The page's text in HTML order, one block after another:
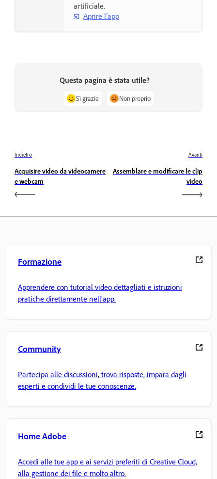
artificiale.
Aprire l’app
Questa pagina è stata utile?
Sì grazie Non proprio
Indietro
Acquisire video da videocamere
e webcam
Avanti
Assemblare e modificare le clip
video
Formazione
Apprendere con tutorial video dettagliati e istruzioni
pratiche direttamente nell'app.
Community
Partecipa alle discussioni, trova risposte, impara dagli
esperti e condividi le tue conoscenze.
Home Adobe
Accedi alle tue app e ai servizi preferiti di Creative Cloud,
alla gestione dei file e molto altro.